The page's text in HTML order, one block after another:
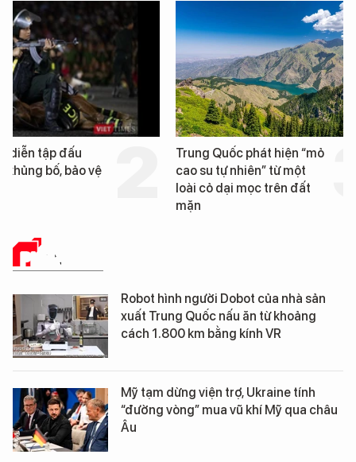
Trung Quốc phát hiện “mỏ
cao su tự nhiên” từ một
Loạt dự án bất động
Đà Nẵng sắp bị kiểm
PHÂN TÍCH
Robot hình người Dobot của nhà sản
xuất Trung Quốc nấu ăn từ khoảng
cách 1.800 km bằng kính VR
Mỹ tạm dừng viện trợ, Ukraine tính
“đường vòng” mua vũ khí Mỹ qua châu
Âu